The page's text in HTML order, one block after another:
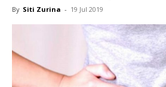
By Siti Zurina - 19 Jul 2019